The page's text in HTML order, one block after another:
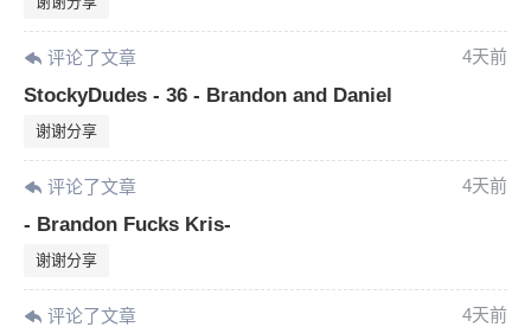
评论了文章 4天前
StockyDudes - 36 - Brandon and Daniel
谢谢分享
评论了文章 4天前
- Brandon Fucks Kris-
谢谢分享
评论了文章 4天前